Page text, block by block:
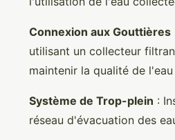
Connexion aux Gouttières
utilisant un collecteur
maintenir la qualité de
Système de Trop-plein :
réseau d'évacuation des